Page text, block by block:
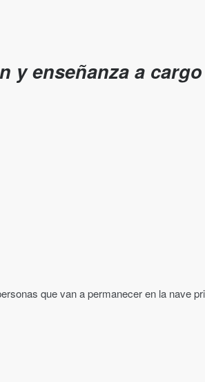
y enseñanza a
que van a permanecer en la nave